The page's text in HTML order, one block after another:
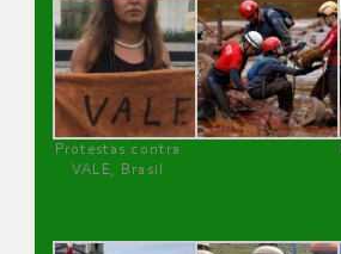
Protestas contra
VALE, Brasil